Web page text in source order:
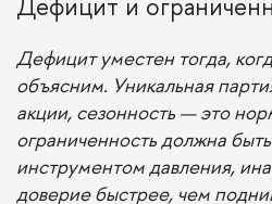
Дефицит уместен тогда,
объясним. Уникальная
акции, сезонность — это
ограниченность должна
инструментом давления,
доверие быстрее, чем